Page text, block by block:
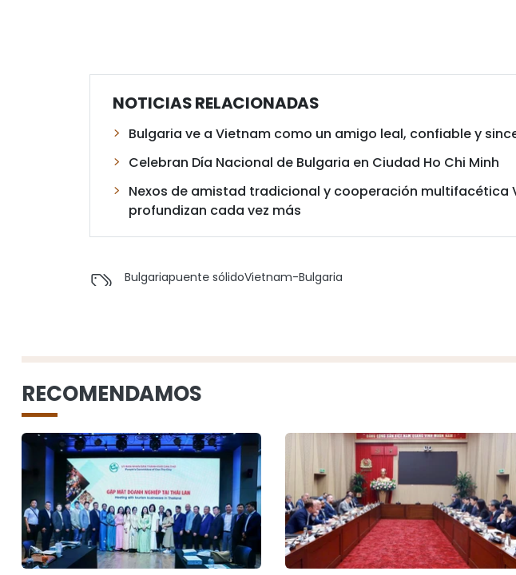
NOTICIAS RELACIONADAS
Bulgaria ve a Vietnam como un amigo leal, confiable y
Celebran Día Nacional de Bulgaria en Ciudad Ho Chi Minh
Nexos de amistad tradicional y cooperación multifacética
profundizan cada vez más
Bulgariapuente sólidoVietnam-Bulgaria
RECOMENDAMOS